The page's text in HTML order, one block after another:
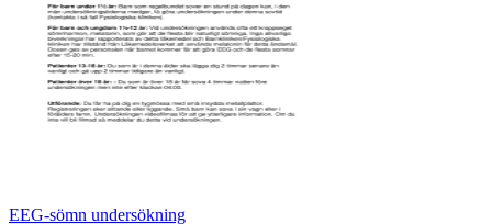
EEG-sömn undersökning